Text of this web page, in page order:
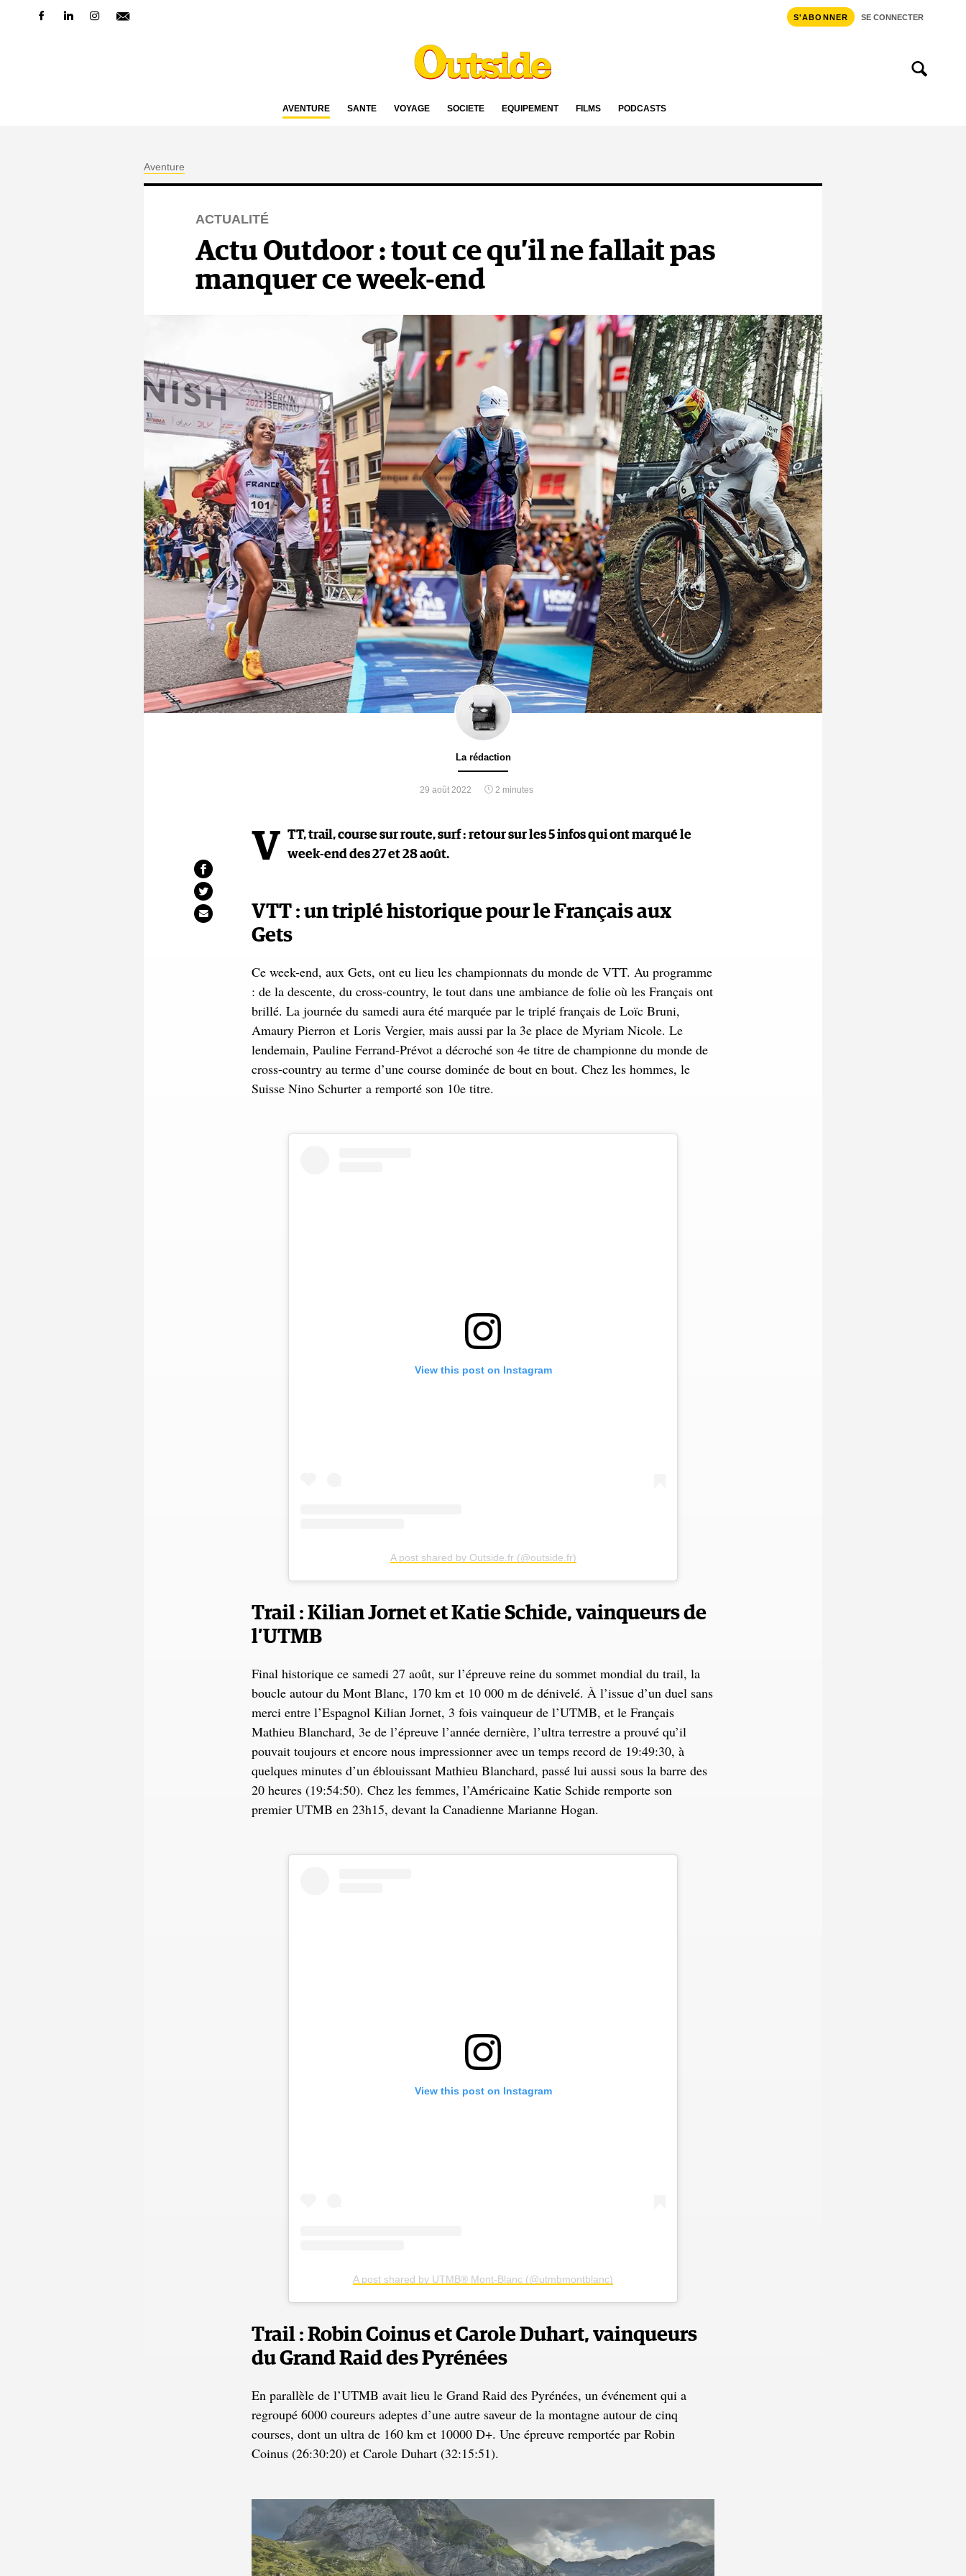
S'ABONNER SE CONNECTER
AVENTURE SANTÉ VOYAGE SOCIÉTÉ ÉQUIPEMENT FILMS PODCASTS
Aventure
ACTUALITÉ
Actu Outdoor : tout ce qu’il ne fallait pas
manquer ce week-end
La rédaction
29 août 2022 2 minutes
V TT, trail, course sur route, surf : retour sur les 5 infos qui ont marqué le
week-end des 27 et 28 août.
VTT : un triplé historique pour le Français aux
Gets
Ce week-end, aux Gets, ont eu lieu les championnats du monde de VTT. Au programme
: de la descente, du cross-country, le tout dans une ambiance de folie où les Français ont
brillé. La journée du samedi aura été marquée par le triplé français de Loïc Bruni,
Amaury Pierron et Loris Vergier, mais aussi par la 3e place de Myriam Nicole. Le
lendemain, Pauline Ferrand-Prévot a décroché son 4e titre de championne du monde de
cross-country au terme d’une course dominée de bout en bout. Chez les hommes, le
Suisse Nino Schurter a remporté son 10e titre.
View this post on Instagram
A post shared by Outside.fr (@outside.fr)
Trail : Kilian Jornet et Katie Schide, vainqueurs de
l’UTMB
Final historique ce samedi 27 août, sur l’épreuve reine du sommet mondial du trail, la
boucle autour du Mont Blanc, 170 km et 10 000 m de dénivelé. À l’issue d’un duel sans
merci entre l’Espagnol Kilian Jornet, 3 fois vainqueur de l’UTMB, et le Français
Mathieu Blanchard, 3e de l’épreuve l’année dernière, l’ultra terrestre a prouvé qu’il
pouvait toujours et encore nous impressionner avec un temps record de 19:49:30, à
quelques minutes d’un éblouissant Mathieu Blanchard, passé lui aussi sous la barre des
20 heures (19:54:50). Chez les femmes, l’Américaine Katie Schide remporte son
premier UTMB en 23h15, devant la Canadienne Marianne Hogan.
View this post on Instagram
A post shared by UTMB® Mont-Blanc (@utmbmontblanc)
Trail : Robin Coinus et Carole Duhart, vainqueurs
du Grand Raid des Pyrénées
En parallèle de l’UTMB avait lieu le Grand Raid des Pyrénées, un événement qui a
regroupé 6000 coureurs adeptes d’une autre saveur de la montagne autour de cinq
courses, dont un ultra de 160 km et 10000 D+. Une épreuve remportée par Robin
Coinus (26:30:20) et Carole Duhart (32:15:51).